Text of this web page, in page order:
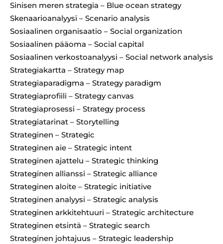
Sinisen meren strategia – Blue ocean strategy
Skenaarioanalyysi – Scenario analysis
Sosiaalinen organisaatio – Social organization
Sosiaalinen pääoma – Social capital
Sosiaalinen verkostoanalyysi – Social network analysis
Strategiakartta – Strategy map
Strategiaparadigma – Strategy paradigm
Strategiaprofiili – Strategy canvas
Strategiaprosessi – Strategy process
Strategiatarinat – Storytelling
Strateginen – Strategic
Strateginen aie – Strategic intent
Strateginen ajattelu – Strategic thinking
Strateginen allianssi – Strategic alliance
Strateginen aloite – Strategic initiative
Strateginen analyysi – Strategic analysis
Strateginen arkkitehtuuri – Strategic architecture
Strateginen etsintä – Strategic search
Strateginen johtajuus – Strategic leadership